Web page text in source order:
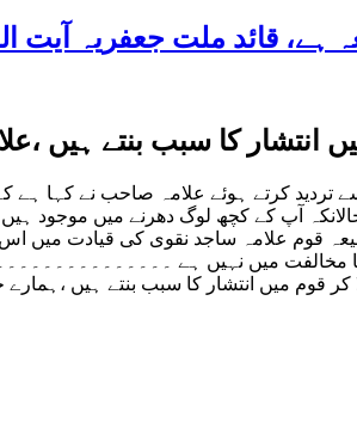
انتشار کا سبب بنتے ہیں
تردید کرتے ہوئے علامہ صاحب نے کہا ہے
آپ کے کچھ لوگ دھرنے میں موجود
قوم علامہ ساجد نقوی کی قیادت میں اس
یا مخالفت میں نہیں ہے
میں انتشار کا سبب بنتے ہیں ،ہمارے